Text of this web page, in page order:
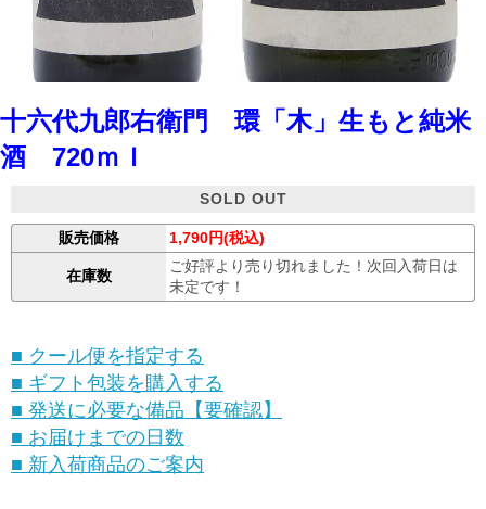
十六代九郎右衛門 環「木」生もと純米
酒 720ｍｌ
SOLD OUT
販売価格 1,790円(税込)
在庫数
ご好評より売り切れました！次回入荷日は
未定です！
■ クール便を指定する
■ ギフト包装を購入する
■ 発送に必要な備品【要確認】
■ お届けまでの日数
■ 新入荷商品のご案内